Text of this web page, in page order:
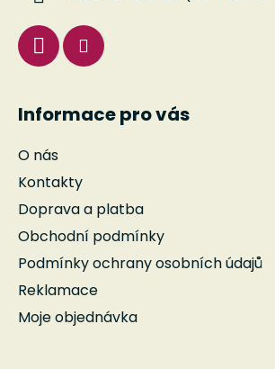
Informace pro vás
O nás
Kontakty
Doprava a platba
Obchodní podmínky
Podmínky ochrany osobních údajů
Reklamace
Moje objednávka